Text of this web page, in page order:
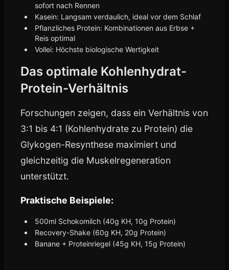
sofort nach Rennen
Kasein: Langsam verdaulich, ideal vor dem Schlaf
Pflanzliches Protein: Kombinationen aus Erbse +
Reis optimal
Vollei: Höchste biologische Wertigkeit
Das optimale Kohlenhydrat-
Protein-Verhältnis
Forschungen zeigen, dass ein Verhältnis von
3:1 bis 4:1 (Kohlenhydrate zu Protein) die
Glykogen-Resynthese maximiert und
gleichzeitig die Muskelregeneration
unterstützt.
Praktische Beispiele:
500ml Schokomilch (40g KH, 10g Protein)
Recovery-Shake (60g KH, 20g Protein)
Banane + Proteinriegel (45g KH, 15g Protein)